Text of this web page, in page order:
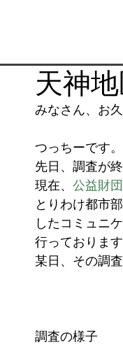
天神
みなさん、お
つっちーです。
先日、調査が
現在、 公益財
とりわけ都市
したコミュニ
行っております
某日、その調
調査の様子